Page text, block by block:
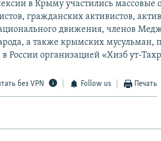
в Крыму участились массовые
гражданских активистов,
движения, членов
а также крымских мусульман,
России организацией «Хизб ут-
без VPN Follow us Печать